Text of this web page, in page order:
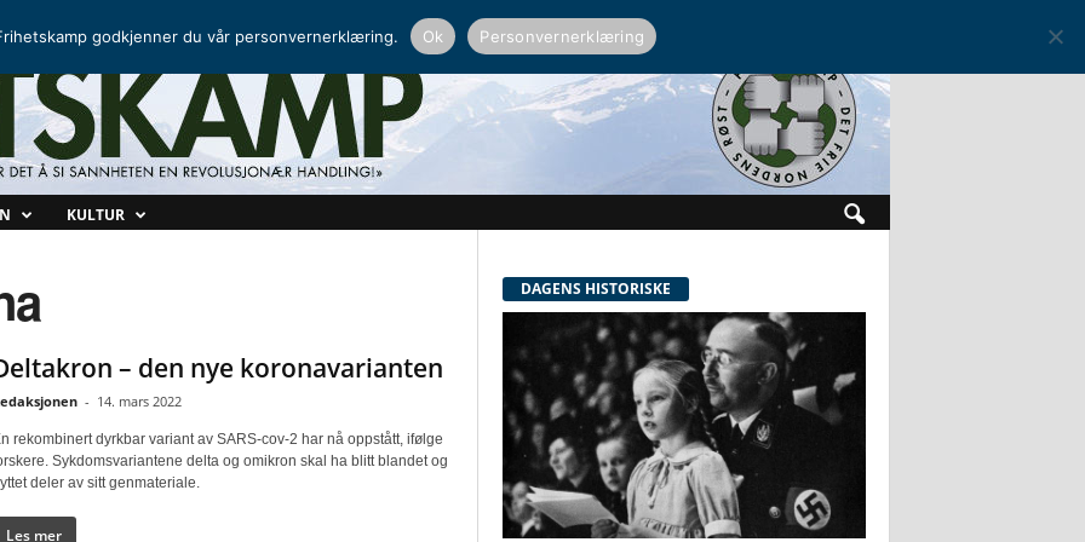
KULTUR
– den nye koronavarianten
- 14. mars 2022
rekombinert dyrkbar variant av SARS-cov-2 har nå oppstått, ifølge
Sykdomsvariantene delta og omikron skal ha blitt blandet og
deler av sitt genmateriale.
Les mer
DAGENS HISTORISKE
godkjenner du vår personvernerklæring. Ok Personvernerklæring